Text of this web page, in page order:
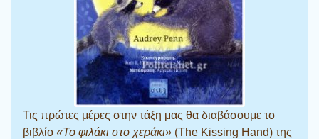
Τις πρώτες μέρες στην τάξη μας θα διαβάσουμε το
βιβλίο «Το φιλάκι στο χεράκι» (The Kissing Hand) της